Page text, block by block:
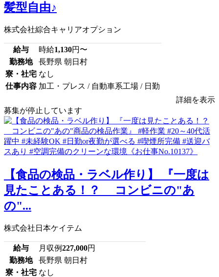
髪型自由♪
株式会社綜合キャリアオプション
給与 時給1,130円〜
勤務地
長野県 朝日村
寮・社宅 なし
仕事内容 加工・プレス / 自動車系工場 / 日勤
詳細を表示
募集が停止しています
【食品の検品・ラベル作り】 『一度は
見たことある！？ コンビニの"あ
の"...
株式会社日本ケイテム
給与 月収例227,000円
勤務地
長野県 朝日村
寮・社宅 なし